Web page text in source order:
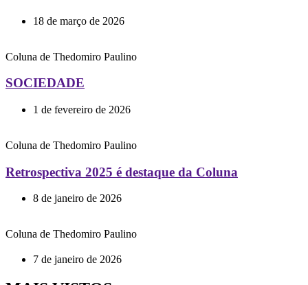
18 de março de 2026
Coluna de Thedomiro Paulino
SOCIEDADE
1 de fevereiro de 2026
Coluna de Thedomiro Paulino
Retrospectiva 2025 é destaque da Coluna
8 de janeiro de 2026
Coluna de Thedomiro Paulino
7 de janeiro de 2026